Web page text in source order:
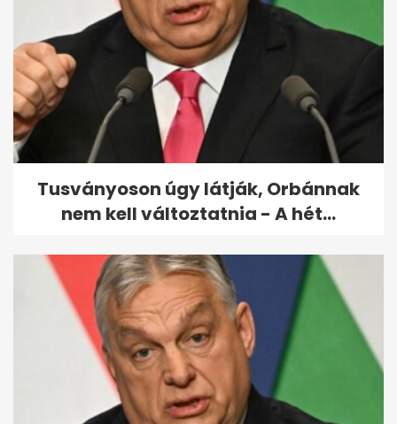
Máté Gábor élete
szégyenfoltjának tartja, hogy
megcsalta...
Tusványoson úgy látják, Orbánnak
nem kell változtatnia - A hét...